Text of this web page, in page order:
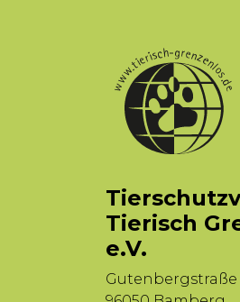
Tierisch
e.V.
Gutenbergstraße